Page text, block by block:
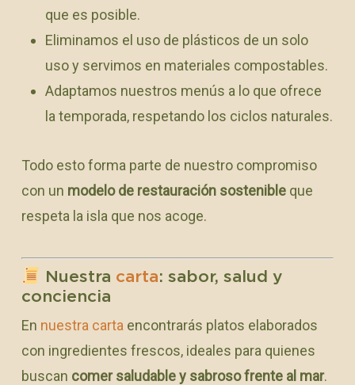
que es posible.
Eliminamos el uso de plásticos de un solo
uso y servimos en materiales compostables.
Adaptamos nuestros menús a lo que ofrece
la temporada, respetando los ciclos naturales.
Todo esto forma parte de nuestro compromiso
con un modelo de restauración sostenibleque
respeta la isla que nos acoge.
Nuestra carta: sabor, salud y
conciencia
En nuestra carta encontrarás platos elaborados
con ingredientes frescos, ideales para quienes
buscan comer saludable y sabroso frente al mar.